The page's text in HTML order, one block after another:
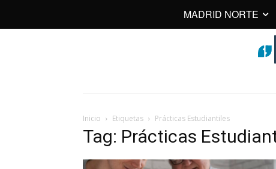
MADRID NORTE
Inicio Etiquetas Prácticas Estudiantiles
Tag: Prácticas